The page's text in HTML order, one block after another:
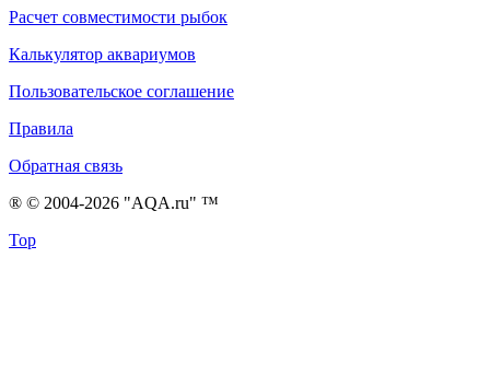
Расчет совместимости рыбок
Калькулятор аквариумов
Пользовательское соглашение
Правила
Обратная связь
® © 2004-2026 "AQA.ru" ™
Top